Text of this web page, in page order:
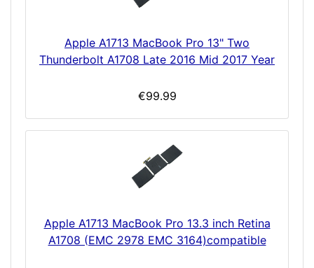
Apple A1713 MacBook Pro 13" Two
Thunderbolt A1708 Late 2016 Mid 2017 Year
€99.99
Apple A1713 MacBook Pro 13.3 inch Retina
A1708 (EMC 2978 EMC 3164)compatible